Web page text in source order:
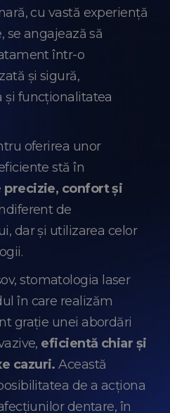
cu vastă experiență
se angajează să
într-o
și sigură,
și funcționalitatea
oferirea unor
stă în
precizie, confort și
de
dar și utilizarea celor
stomatologia laser
în care realizăm
grație unei abordări
eficientă chiar și
cazuri. Această
de a acționa
dentare, în